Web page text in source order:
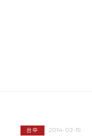
台中 2014-02-19